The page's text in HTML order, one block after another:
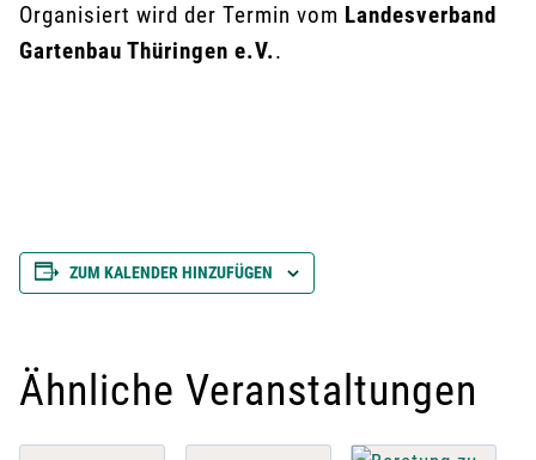
Organisiert wird der Termin vom Landesverband
Gartenbau Thüringen e.V..
ZUM KALENDER HINZUFÜGEN
Ähnliche Veranstaltungen